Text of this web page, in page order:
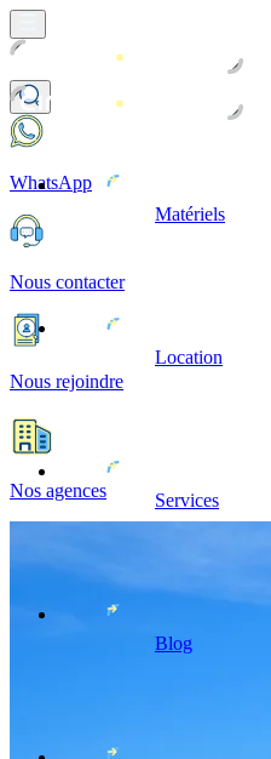
Matériels
Location
Services
Blog
WhatsApp
Nous contacter
Nous rejoindre
Nos agences